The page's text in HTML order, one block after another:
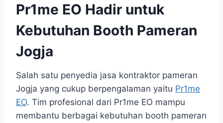
Pr1me EO Hadir untuk
Kebutuhan Booth Pameran
Jogja
Salah satu penyedia jasa kontraktor pameran
Jogja yang cukup berpengalaman yaitu Pr1me
EO. Tim profesional dari Pr1me EO mampu
membantu berbagai kebutuhan booth pameran